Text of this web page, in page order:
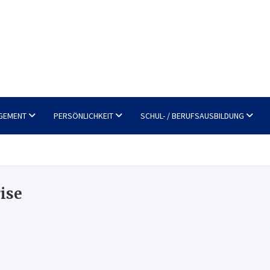
PERSÖNLICHKEIT SCHUL- / BERUFSAUSBILDUNG